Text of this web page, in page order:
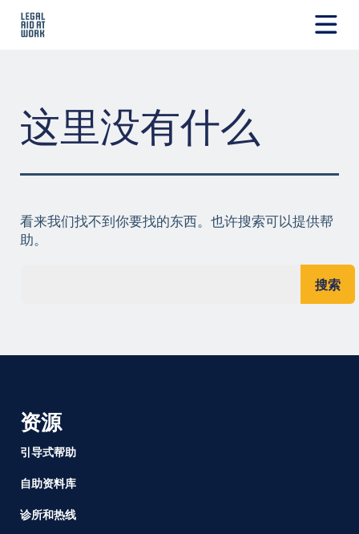
这里没有什么
看来我们找不到你要找的东西。也许搜索可以提供帮
助。
资源
引导式帮助
自助资料库
诊所和热线